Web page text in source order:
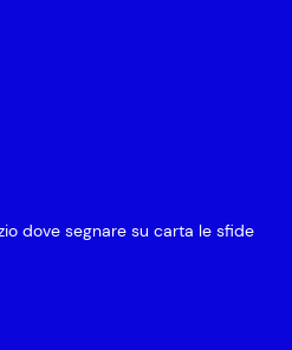
dove segnare su carta le sfide